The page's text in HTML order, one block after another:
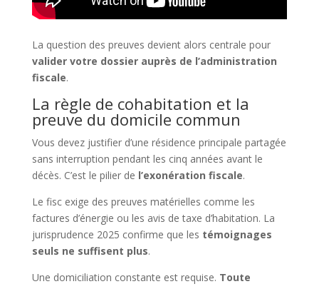
La question des preuves devient alors centrale pour
valider votre dossier auprès de l’administration
fiscale.
La règle de cohabitation et la
preuve du domicile commun
Vous devez justifier d’une résidence principale partagée
sans interruption pendant les cinq années avant le
décès. C’est le pilier de l’exonération fiscale.
Le fisc exige des preuves matérielles comme les
factures d’énergie ou les avis de taxe d’habitation. La
jurisprudence 2025 confirme que les témoignages
seuls ne suffisent plus.
Une domiciliation constante est requise. Toute